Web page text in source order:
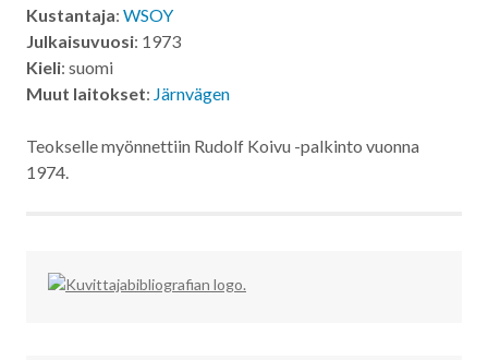
Kustantaja: WSOY
Julkaisuvuosi: 1973
Kieli: suomi
Muut laitokset: Järnvägen
Teokselle myönnettiin Rudolf Koivu -palkinto vuonna
1974.